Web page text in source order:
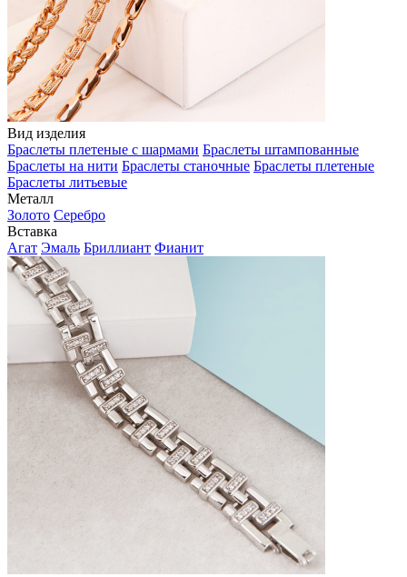
Вид изделия
Браслеты плетеные с шармами Браслеты штампованные
Браслеты на нити Браслеты станочные Браслеты плетеные
Браслеты литьевые
Металл
Золото Серебро
Вставка
Агат Эмаль Бриллиант Фианит